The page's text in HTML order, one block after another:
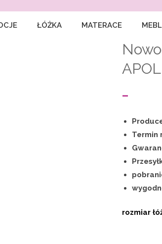
ŁÓŻKA MATERACE
–
od
2
do
2
Termin
rozmiar